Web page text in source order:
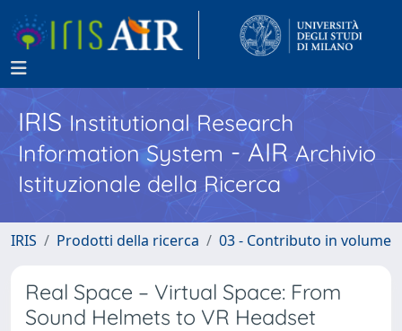
IRISInstitutional Research
Information System - AIR Archivio
Istituzionale della Ricerca
IRIS Prodotti della ricerca 03 - Contributo in volume
Real Space – Virtual Space: From
Sound Helmets to VR Headset